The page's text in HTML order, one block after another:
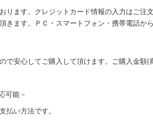
ります。クレジットカード情報の入力はご注
ます。ＰＣ・スマートフォン・携帯電話か
で安心してご購入して頂けます。ご購入金額
可能－
払い方法です。